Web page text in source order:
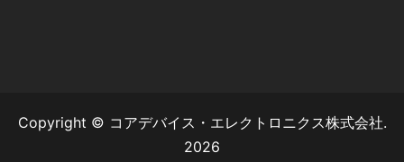
Copyright © コアデバイス・エレクトロニクス株式会社.
2026